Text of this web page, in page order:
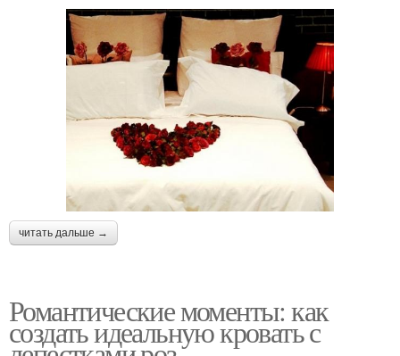
читать дальше →
Романтические моменты: как
создать идеальную кровать с